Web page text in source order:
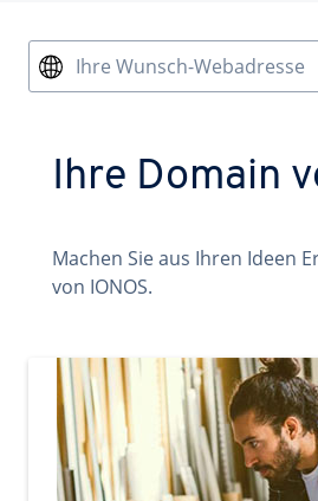
Ihre Wunsch-Webadresse
Ihre Domain
Machen Sie aus Ihren Ideen
von IONOS.